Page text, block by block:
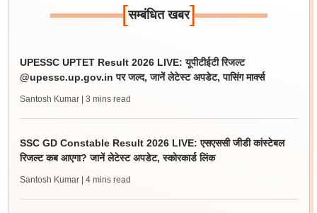
[सम्बंधित खबर]
UPESSC UPTET Result 2026 LIVE: यूपीटीईटी रिजल्ट
@upessc.up.gov.in पर जल्द, जानें लेटेस्ट अपडेट, पासिंग मार्क्स
Santosh Kumar | 3 mins read
SSC GD Constable Result 2026 LIVE: एसएससी जीडी कांस्टेबल
रिजल्ट कब आएगा? जानें लेटेस्ट अपडेट, स्कोरकार्ड लिंक
Santosh Kumar | 4 mins read